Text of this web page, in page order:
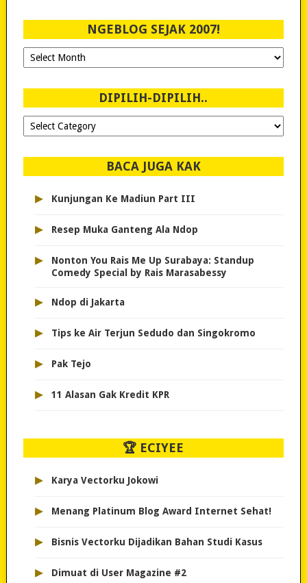
NGEBLOG SEJAK 2007!
Ngeblog
Sejak
DIPILIH-DIPILIH..
Dipilih-
dipilih..
BACA JUGA KAK
▸ Kunjungan Ke Madiun Part III
▸ Resep Muka Ganteng Ala Ndop
▸
Nonton You Rais Me Up Surabaya: Standup
Comedy Special by Rais Marasabessy
▸ Ndop di Jakarta
▸ Tips ke Air Terjun Sedudo dan Singokromo
▸ Pak Tejo
▸ 11 Alasan Gak Kredit KPR
🏆 ECIYEE
▸ Karya Vectorku Jokowi
▸ Menang Platinum Blog Award Internet Sehat!
▸ Bisnis Vectorku Dijadikan Bahan Studi Kasus
▸ Dimuat di User Magazine #2